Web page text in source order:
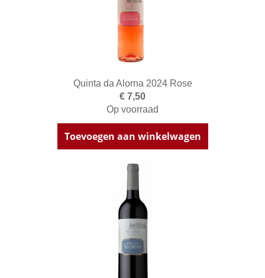
Quinta da Alorna 2024 Rose
€ 7,50
Op voorraad
Toevoegen aan winkelwagen